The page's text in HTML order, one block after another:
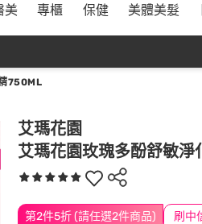
美 專櫃 保健 美體美髮
750ML
艾瑪花園
艾瑪花園玫瑰多酚舒敏
第2件5折 (請任選2件商品)